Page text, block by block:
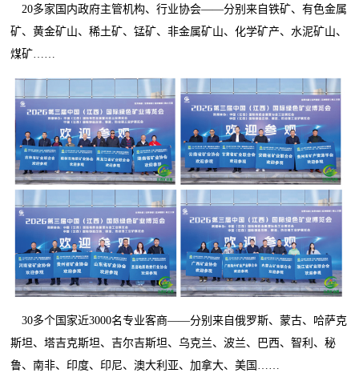
20多家国内政府主管机构、行业协会——分别来自铁矿、有色金属
矿、黄金矿山、稀土矿、锰矿、非金属矿山、化学矿产、水泥矿山、
煤矿……
30多个国家近3000名专业客商——分别来自俄罗斯、蒙古、哈萨克
斯坦、塔吉克斯坦、吉尔吉斯坦、乌克兰、波兰、巴西、智利、秘
鲁、南非、印度、印尼、澳大利亚、加拿大、美国……